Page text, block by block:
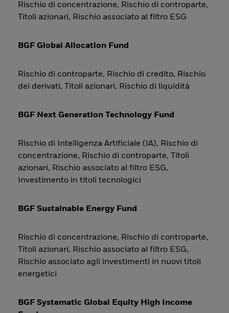
Rischio di concentrazione, Rischio di controparte,
Titoli azionari, Rischio associato al filtro ESG
BGF Global Allocation Fund
Rischio di controparte, Rischio di credito, Rischio
dei derivati, Titoli azionari, Rischio di liquidità
BGF Next Generation Technology Fund
Rischio di Intelligenza Artificiale (IA), Rischio di
concentrazione, Rischio di controparte, Titoli
azionari, Rischio associato al filtro ESG,
Investimento in titoli tecnologici
BGF Sustainable Energy Fund
Rischio di concentrazione, Rischio di controparte,
Titoli azionari, Rischio associato al filtro ESG,
Rischio associato agli investimenti in nuovi titoli
energetici
BGF Systematic Global Equity High Income